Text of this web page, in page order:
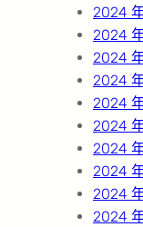
2024
2024 年
2024
2024
2024
2024
2024
2024
2024
2024